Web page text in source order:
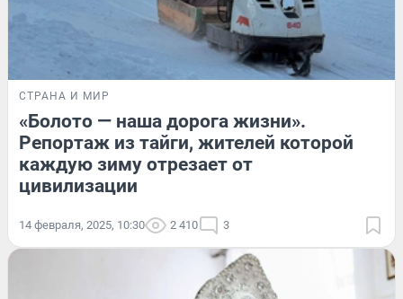
СТРАНА И МИР
«Болото — наша дорога жизни».
Репортаж из тайги, жителей которой
каждую зиму отрезает от
цивилизации
14 февраля, 2025, 10:30 2 410 3